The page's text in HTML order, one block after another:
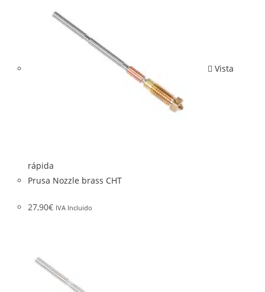
Vista
rápida
Prusa Nozzle brass CHT
27,90€ IVA Incluido